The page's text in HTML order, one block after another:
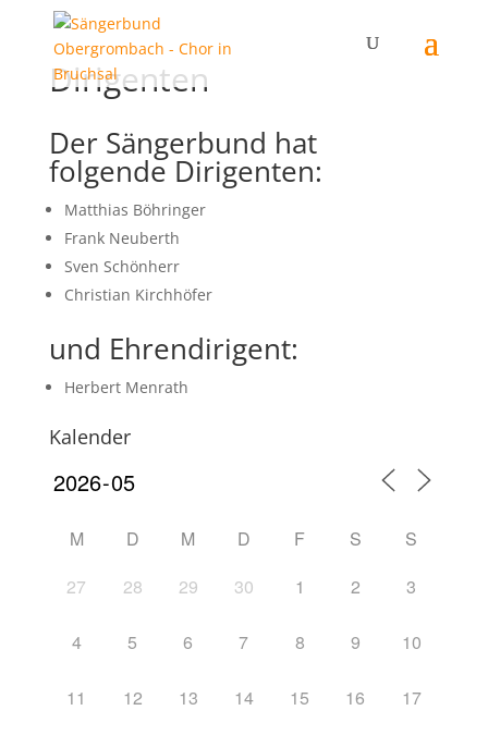
Dirigenten
Der Sängerbund hat
folgende Dirigenten:
Matthias Böhringer
Frank Neuberth
Sven Schönherr
Christian Kirchhöfer
und Ehrendirigent:
Herbert Menrath
Kalender
M D M D F S
S
27
28 29 30 1 2 3
4 5 6 7 8 9 10
11 12 13 14 15 16 17